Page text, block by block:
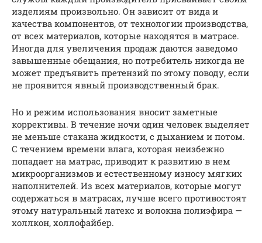
изделиям произвольно. Он зависит от вида и
качества компонентов, от технологии производства,
от всех материалов, которые находятся в матрасе.
Иногда для увеличения продаж даются заведомо
завышенные обещания, но потребитель никогда не
может предъявить претензий по этому поводу, если
не проявится явный производственный брак.
Но и режим использования вносит заметные
коррективы. В течение ночи один человек выделяет
не меньше стакана жидкости, с дыханием и потом.
С течением времени влага, которая неизбежно
попадает на матрас, приводит к развитию в нем
микроорганизмов и естественному износу мягких
наполнителей. Из всех материалов, которые могут
содержаться в матрасах, лучше всего противостоят
этому натуральный латекс и волокна полиэфира —
холлкон, холлофайбер.